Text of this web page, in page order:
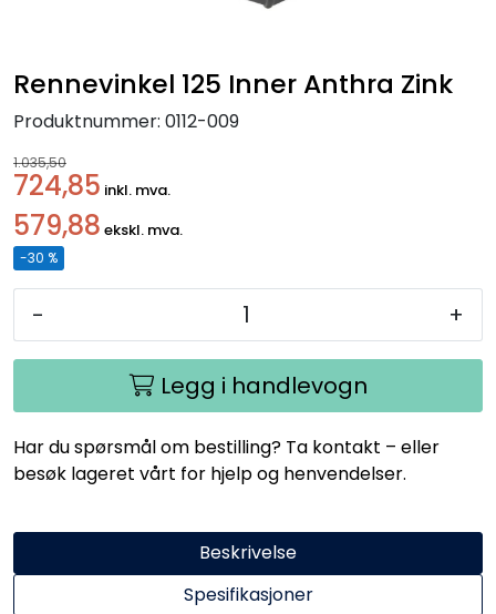
Rennevinkel 125 Inner Anthra Zink
Produktnummer: 0112-009
1.035,50
724,85 inkl. mva.
579,88 ekskl. mva.
-30 %
- +
Legg i handlevogn
Har du spørsmål om bestilling? Ta kontakt – eller
besøk lageret vårt for hjelp og henvendelser.
Beskrivelse
Spesifikasjoner
Handle her!
Kunngjøringer!